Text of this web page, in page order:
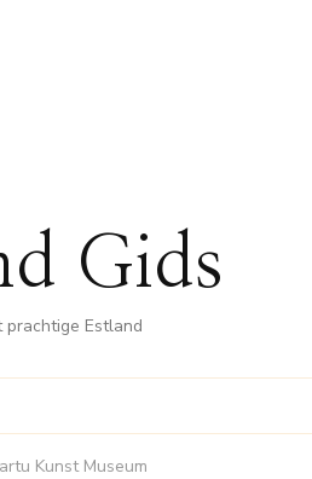
Gids
prachtige Estland
Kunst Museum